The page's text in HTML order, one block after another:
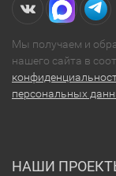
Мы получаем и
нашего сайта в
персональных
НАШИ